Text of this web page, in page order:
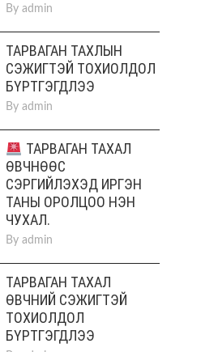
By admin
ТАРВАГАН ТАХЛЫН
СЭЖИГТЭЙ ТОХИОЛДОЛ
БҮРТГЭГДЛЭЭ
By admin
ТАРВАГАН ТАХАЛ
ӨВЧНӨӨС
СЭРГИЙЛЭХЭД ИРГЭН
ТАНЫ ОРОЛЦОО НЭН
ЧУХАЛ.
By admin
ТАРВАГАН ТАХАЛ
ӨВЧНИЙ СЭЖИГТЭЙ
ТОХИОЛДОЛ
БҮРТГЭГДЛЭЭ